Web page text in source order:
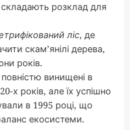
розклад для
ліс, де
скам’янілі дерева,
років.
винищені в
х років, але їх успішно
в 1995 році, що
екосистеми.